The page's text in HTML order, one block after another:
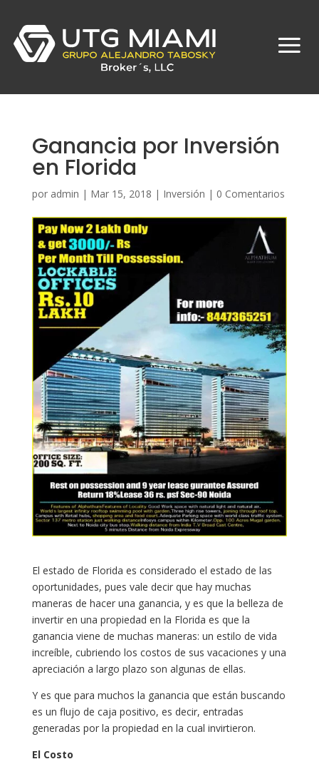
Ganancia por Inversión
en Florida
por admin | Mar 15, 2018 | Inversión | 0 Comentarios
El estado de Florida es considerado el estado de las
oportunidades, pues vale decir que hay muchas
maneras de hacer una ganancia, y es que la belleza de
invertir en una propiedad en la Florida es que la
ganancia viene de muchas maneras: un estilo de vida
increíble, cubriendo los costos de sus vacaciones y una
apreciación a largo plazo son algunas de ellas.
Y es que para muchos la ganancia que están buscando
es un flujo de caja positivo, es decir, entradas
generadas por la propiedad en la cual invirtieron.
El Costo